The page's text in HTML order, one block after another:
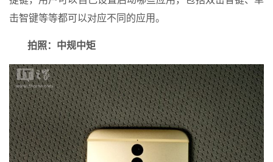
击智键等等都可以对应不同的应用。
拍照：中规中矩